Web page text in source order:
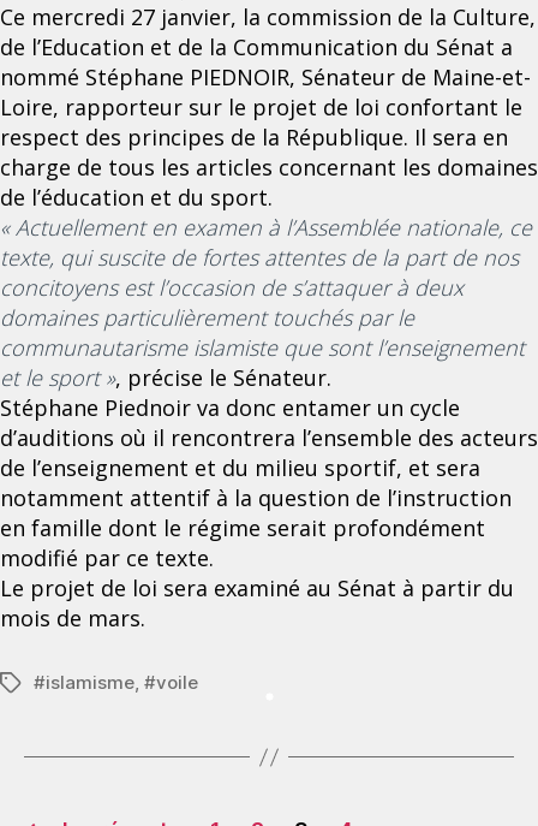
Ce mercredi 27 janvier, la commission de la Culture,
de l’Education et de la Communication du Sénat a
nommé Stéphane PIEDNOIR, Sénateur de Maine-et-
Loire, rapporteur sur le projet de loi confortant le
respect des principes de la République. Il sera en
charge de tous les articles concernant les domaines
de l’éducation et du sport.
« Actuellement en examen à l’Assemblée nationale, ce
texte, qui suscite de fortes attentes de la part de nos
concitoyens est l’occasion de s’attaquer à deux
domaines particulièrement touchés par le
communautarisme islamiste que sont l’enseignement
et le sport », précise le Sénateur.
Stéphane Piednoir va donc entamer un cycle
d’auditions où il rencontrera l’ensemble des acteurs
de l’enseignement et du milieu sportif, et sera
notamment attentif à la question de l’instruction
en famille dont le régime serait profondément
modifié par ce texte.
Le projet de loi sera examiné au Sénat à partir du
mois de mars.
Étiquettes
#islamisme, #voile